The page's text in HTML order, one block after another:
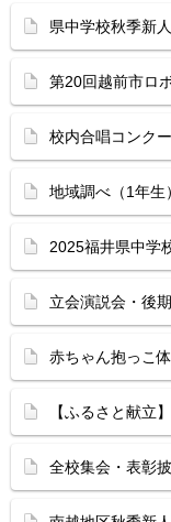
県中学校秋季
第20回越前市ロ
校内合唱コンク
地域調べ（1年生）
2025福井県中学
立会演説会・後
赤ちゃん抱っこ
【ふるさと献立
全校集会・表彰